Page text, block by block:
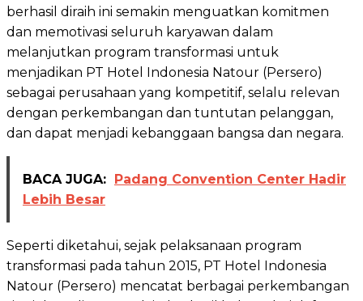
berhasil diraih ini semakin menguatkan komitmen
dan memotivasi seluruh karyawan dalam
melanjutkan program transformasi untuk
menjadikan PT Hotel Indonesia Natour (Persero)
sebagai perusahaan yang kompetitif, selalu relevan
dengan perkembangan dan tuntutan pelanggan,
dan dapat menjadi kebanggaan bangsa dan negara.
BACA JUGA: Padang Convention Center Hadir
Lebih Besar
Seperti diketahui, sejak pelaksanaan program
transformasi pada tahun 2015, PT Hotel Indonesia
Natour (Persero) mencatat berbagai perkembangan